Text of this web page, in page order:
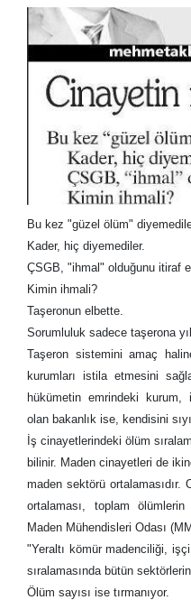
Bu kez "güzel ölüm"
Kader, hiç diyemediler.
ÇSGB, "ihmal" olduğunu itiraf
Kimin ihmali?
Taşeronun elbette.
Sorumluluk sadece taşerona
Taşeron sistemini amaç
kurumları istila etmesini
hükümetin emrindeki kurum,
olan bakanlık ise, kendisini
İş cinayetlerindeki ölüm
bilinir. Maden cinayetleri de
maden sektörü
ortalaması, toplam
Maden Mühendisleri Odası
"Yeraltı kömür madenciliği,
sıralamasında bütün
Ölüm sayısı ise tırmanıyor.